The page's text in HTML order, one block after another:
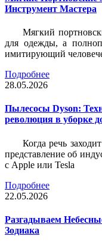
Инструмент Мастера
Мягкий
для одежды, а
имитирующий
Подробнее
28.05.2026
Пылесосы Dyson:
революция в уборке
Когда речь
представление об
с Apple или Tesla
Подробнее
22.05.2026
Разгадываем
Зодиака